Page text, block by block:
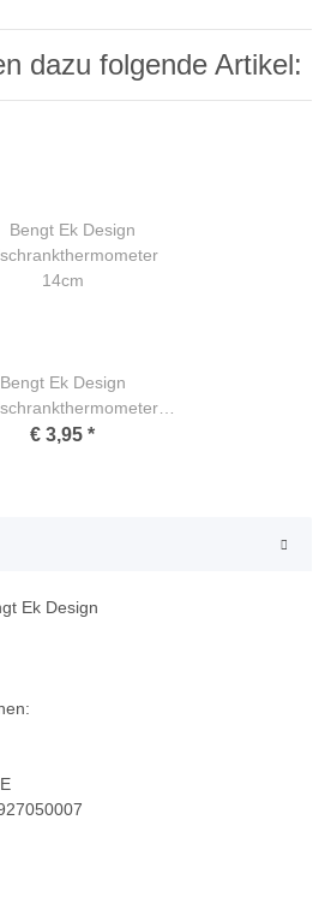
Ek Design
dazu folgende Artikel:
Bengt Ek Design
14cm
€ 3,95 *